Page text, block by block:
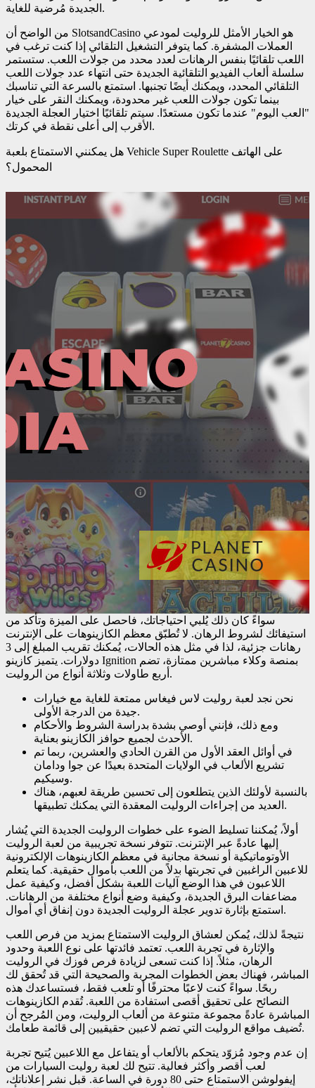
الجديدة مُرضية للغاية.
من الواضح أن SlotsandCasino هو الخيار الأمثل للروليت لمودعي
العملات المشفرة. كما يتوفر التشغيل التلقائي إذا كنت ترغب في
اللعب تلقائيًا بنفس الرهانات لعدد محدد من جولات اللعب. ستستمر
سلسلة ألعاب الفيديو التلقائية الجديدة حتى انتهاء عدد جولات اللعب
التلقائي المحدد، ويمكنك أيضًا تجنبها. استمتع بالسرعة التي تناسبك
بينما تكون جولات اللعب غير محدودة، ويمكنك النقر على خيار
"العب اليوم" عندما تكون مستعدًا. سيتم تلقائيًا اختيار العجلة الجديدة
الأقرب إلى أعلى نقطة في كرتك.
هل يمكنني الاستمتاع بلعبة Vehicle Super Roulette على الهاتف
المحمول؟
سواءً كان ذلك يُلبي احتياجاتك، فاحصل على الميزة وتأكد من
استيفائك لشروط الرهان. لا تُطبّق معظم الكازينوهات على الإنترنت
رهانات جزئية، لذا في مثل هذه الحالات، يُمكنك تقريب المبلغ إلى 3
دولارات. يتميز كازينو Ignition بمنصة وكلاء مباشرين ممتازة، تضم
أربع طاولات وثلاثة أنواع من الروليت.
نحن نجد لعبة روليت لاس فيغاس ممتعة للغاية مع خيارات
جيدة من الدرجة الأولى.
ومع ذلك، فإنني أوصي بشدة بدراسة الشروط والأحكام
الأحدث لجميع حوافز الكازينو بعناية.
في أوائل العقد الأول من القرن الحادي والعشرين، ربما تم
تشريع الألعاب في الولايات المتحدة بعيدًا عن جوا ودامان
وسيكيم.
بالنسبة لأولئك الذين يتطلعون إلى تحسين طريقة لعبهم، هناك
العديد من إجراءات الروليت المعقدة التي يمكنك تطبيقها.
أولاً، يُمكننا تسليط الضوء على خطوات الروليت الجديدة التي يُشار
إليها عادةً عبر الإنترنت. تتوفر نسخة تجريبية من لعبة الروليت
الأوتوماتيكية أو نسخة مجانية في معظم الكازينوهات الإلكترونية
للاعبين الراغبين في تجربتها بدلاً من اللعب بأموال حقيقية. كما يتعلم
اللاعبون في هذا الوضع آليات اللعبة بشكل أفضل، وكيفية عمل
مضاعفات البرق الجديدة، وكيفية وضع أنواع مختلفة من الرهانات.
استمتع بإثارة تدوير عجلة الروليت الجديدة دون إنفاق أي أموال.
نتيجةً لذلك، يُمكن لعشاق الروليت الاستمتاع بمزيد من فرص اللعب
والإثارة في تجربة اللعب. تعتمد فائدتها على نوع اللعبة وحدود
الرهان، مثلاً. إذا كنت تسعى لزيادة فرص فوزك في الروليت
المباشر، فهناك بعض الخطوات المجربة والصحيحة التي قد تُحقق لك
ربحًا. سواءً كنت لاعبًا محترفًا أو تلعب فقط، فستساعدك هذه
النصائح على تحقيق أقصى استفادة من اللعبة. تُقدم الكازينوهات
المباشرة عادةً مجموعة متنوعة من ألعاب الروليت، ومن المُرجح أن
تُضيف مواقع الروليت التي تضم لاعبين حقيقيين إلى قائمة طعامك.
إن عدم وجود مُزوّد ​​يتحكم بالألعاب أو يتفاعل مع اللاعبين يُتيح تجربة
لعب أقصر وأكثر فعالية. تتيح لك لعبة روليت السيارات من
إيفولوشن الاستمتاع حتى 80 دورة في الساعة. قبل نشر إعلاناتك،